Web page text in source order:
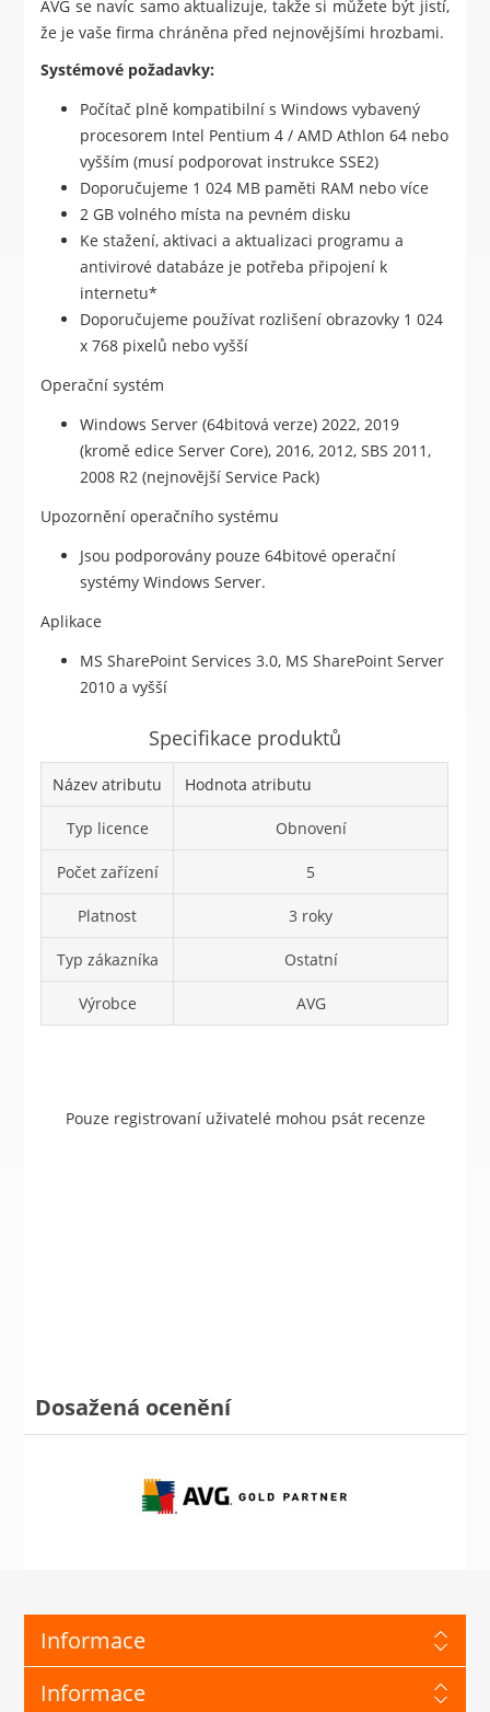
AVG se navíc samo aktualizuje, takže si můžete být jistí,
že je vaše firma chráněna před nejnovějšími hrozbami.
Systémové požadavky:
Počítač plně kompatibilní s Windows vybavený
procesorem Intel Pentium 4 / AMD Athlon 64 nebo
vyšším (musí podporovat instrukce SSE2)
Doporučujeme 1 024 MB paměti RAM nebo více
2 GB volného místa na pevném disku
Ke stažení, aktivaci a aktualizaci programu a
antivirové databáze je potřeba připojení k
internetu*
Doporučujeme používat rozlišení obrazovky 1 024
x 768 pixelů nebo vyšší
Operační systém
Windows Server (64bitová verze) 2022, 2019
(kromě edice Server Core), 2016, 2012, SBS 2011,
2008 R2 (nejnovější Service Pack)
Upozornění operačního systému
Jsou podporovány pouze 64bitové operační
systémy Windows Server.
Aplikace
MS SharePoint Services 3.0, MS SharePoint Server
2010 a vyšší
Specifikace produktů
Název atributu Hodnota atributu
Typ licence Obnovení
Počet zařízení 5
Platnost 3 roky
Typ zákazníka Ostatní
Výrobce AVG
Pouze registrovaní uživatelé mohou psát recenze
Dosažená ocenění
Informace
Informace